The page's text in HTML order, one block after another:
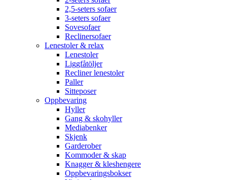
2,5-seters sofaer
3-seters sofaer
Sovesofaer
Reclinersofaer
Lenestoler & relax
Lenestoler
Liggfåtöljer
Recliner lenestoler
Paller
Sitteposer
Oppbevaring
Hyller
Gang & skohyller
Mediabenker
Skjenk
Garderober
Kommoder & skap
Knagger & kleshengere
Oppbevaringsbokser